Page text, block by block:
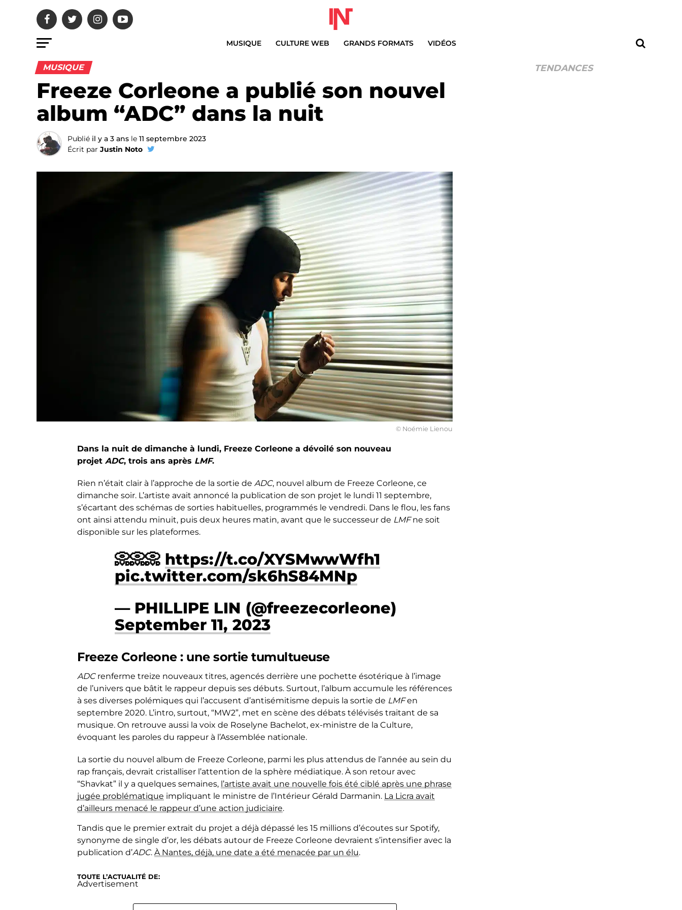
MUSIQUE CULTURE WEB GRANDS FORMATS VIDÉOS
MUSIQUE
Freeze Corleone a publié son nouvel
album “ADC” dans la nuit
Publié il y a 3 ans le 11 septembre 2023
Écrit par Justin Noto
© Noémie Lienou
Dans la nuit de dimanche à lundi, Freeze Corleone a dévoilé son nouveau
projet ADC, trois ans après LMF.
Rien n’était clair à l’approche de la sortie de ADC, nouvel album de Freeze Corleone, ce
dimanche soir. L’artiste avait annoncé la publication de son projet le lundi 11 septembre,
s’écartant des schémas de sorties habituelles, programmés le vendredi. Dans le flou, les fans
ont ainsi attendu minuit, puis deux heures matin, avant que le successeur de LMFne soit
disponible sur les plateformes.
📀📀📀 https://t.co/XYSMwwWfh1
pic.twitter.com/sk6hS84MNp
— PHILLIPE LIN (@freezecorleone)
September 11, 2023
Freeze Corleone : une sortie tumultueuse
ADC renferme treize nouveaux titres, agencés derrière une pochette ésotérique à l’image
de l’univers que bâtit le rappeur depuis ses débuts. Surtout, l’album accumule les références
à ses diverses polémiques qui l’accusent d’antisémitisme depuis la sortie de LMFen
septembre 2020. L’intro, surtout, “MW2”, met en scène des débats télévisés traitant de sa
musique. On retrouve aussi la voix de Roselyne Bachelot, ex-ministre de la Culture,
évoquant les paroles du rappeur à l’Assemblée nationale.
La sortie du nouvel album de Freeze Corleone, parmi les plus attendus de l’année au sein du
rap français, devrait cristalliser l’attention de la sphère médiatique. À son retour avec
“Shavkat” il y a quelques semaines, l’artiste avait une nouvelle fois été ciblé après une phrase
jugée problématique impliquant le ministre de l’Intérieur Gérald Darmanin. La Licra avait
d’ailleurs menacé le rappeur d’une action judiciaire.
Tandis que le premier extrait du projet a déjà dépassé les 15 millions d’écoutes sur Spotify,
synonyme de single d’or, les débats autour de Freeze Corleone devraient s’intensifier avec la
publication d’ADC. À Nantes, déjà, une date a été menacée par un élu.
TOUTE L’ACTUALITÉ DE:
Advertisement
TENDANCES